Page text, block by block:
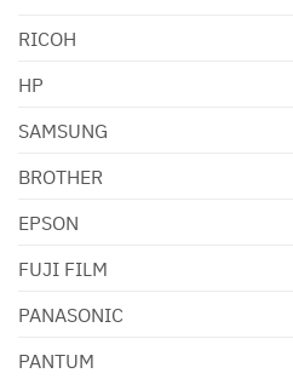
RICOH
HP
SAMSUNG
BROTHER
EPSON
FUJI FILM
PANASONIC
PANTUM